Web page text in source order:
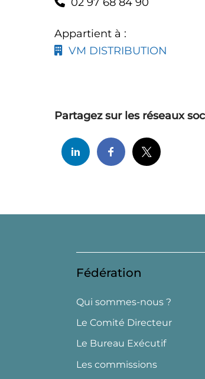
02 97 68 84 90
Appartient à :
VM DISTRIBUTION
Partagez sur les réseaux
Fédération
Qui sommes-nous ?
Le Comité Directeur
Le Bureau Exécutif
Les commissions